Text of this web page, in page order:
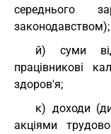
середнього
законодавством);
й) суми
працівникові
здоров'я;
к) доходи
акціями